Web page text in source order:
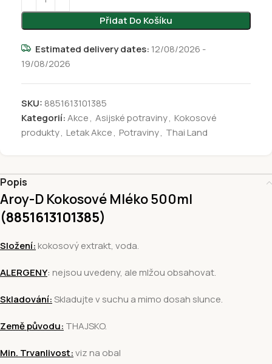
Přidat Do Košíku
Estimated delivery dates: 12/08/2026 -
19/08/2026
SKU: 8851613101385
Kategorií:Akce, Asijské potraviny, Kokosové
produkty, Letak Akce, Potraviny, Thai Land
Popis
Aroy-D Kokosové Mléko 500ml
(8851613101385)
Složení: kokosový extrakt, voda.
ALERGENY: nejsou uvedeny, ale mlžou obsahovat.
Skladování:Skladujte v suchu a mimo dosah slunce.
Země původu: THAJSKO.
Min. Trvanlivost:viz na obal